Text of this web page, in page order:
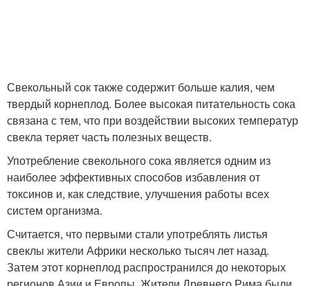
Свекольный сок также содержит больше калия, чем
твердый корнеплод. Более высокая питательность сока
связана с тем, что при воздействии высоких температур
свекла теряет часть полезных веществ.
Употребление свекольного сока является одним из
наиболее эффективных способов избавления от
токсинов и, как следствие, улучшения работы всех
систем организма.
Считается, что первыми стали употреблять листья
свеклы жители Африки несколько тысяч лет назад.
Затем этот корнеплод распространился до некоторых